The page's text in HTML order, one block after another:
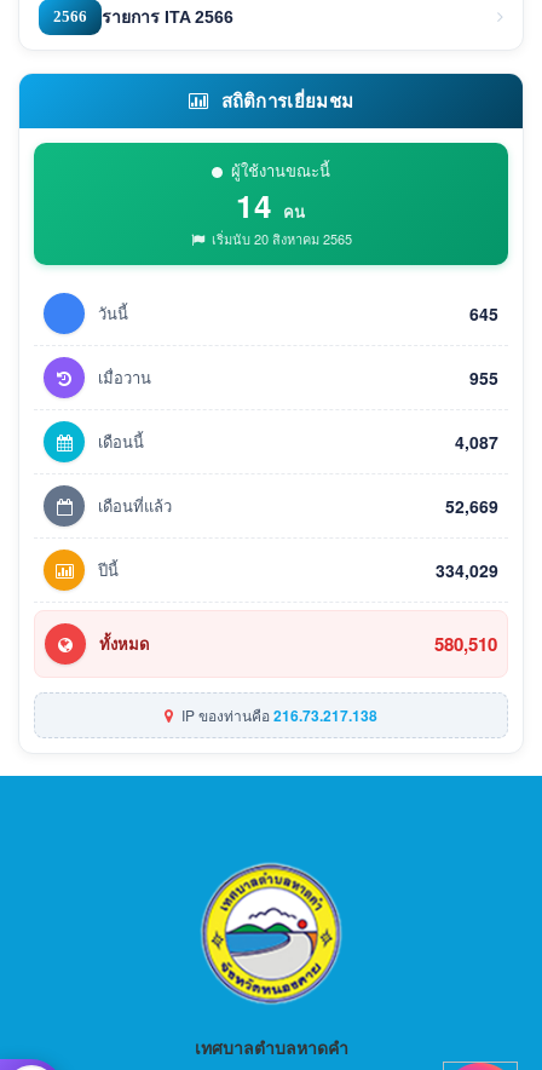
2566 รายการ ITA 2566
สถิติการเยี่ยมชม
ผู้ใช้งานขณะนี้
14 คน
เริ่มนับ 20 สิงหาคม 2565
วันนี้ 645
เมื่อวาน 955
เดือนนี้ 4,087
เดือนที่แล้ว 52,669
ปีนี้ 334,029
ทั้งหมด 580,510
IP ของท่านคือ216.73.217.138
เทศบาลตำบลหาดคำ